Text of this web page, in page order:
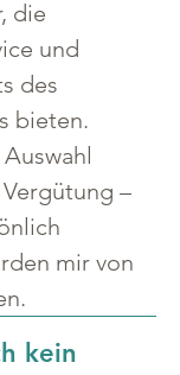
die
und
des
bieten.
–
mir von
kein